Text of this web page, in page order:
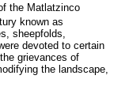
the Matlatzinco
known as
sheepfolds,
devoted to certain
grievances of
the landscape,